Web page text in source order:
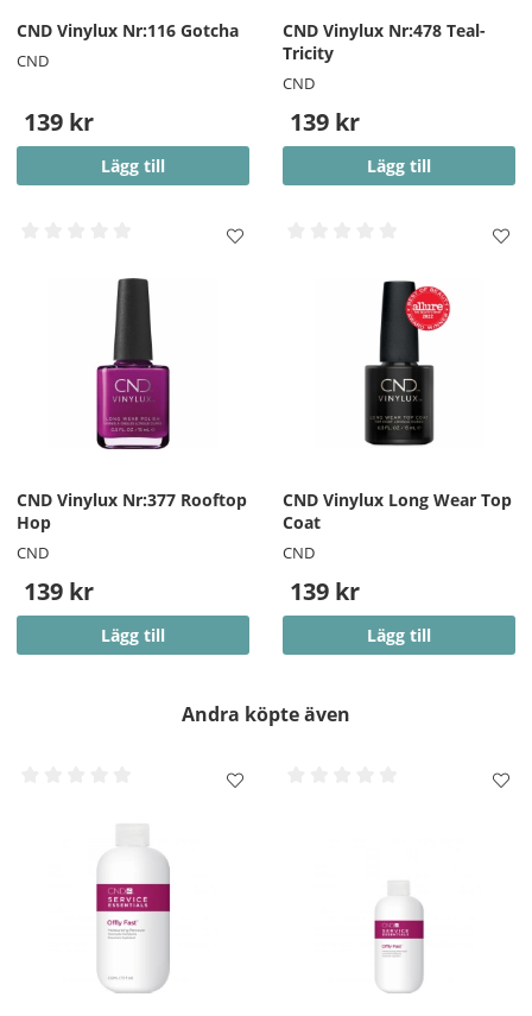
omgivande huden.
OBS!! - På vissa starka färger kan en pigmentering på
CND Vinylux Nr:116 Gotcha
CND
139 kr
Lägg till
CND Vinylux Nr:478 Teal-
Tricity
CND
139 kr
Lägg till
CND Vinylux Nr:377 Rooftop
Hop
CND
139 kr
Lägg till
CND Vinylux Long Wear Top
Coat
CND
139 kr
Lägg till
Andra köpte även